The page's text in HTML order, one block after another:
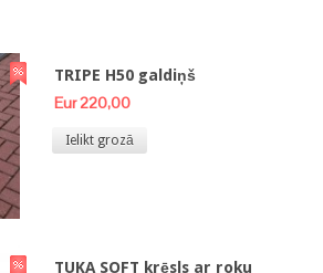
TRIPE H50 galdiņš
Eur 220,00
Ielikt grozā
TUKA SOFT krēsls ar roku